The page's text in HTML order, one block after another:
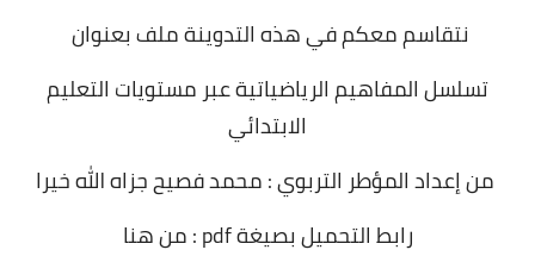
نتقاسم معكم في هذه التدوينة ملف بعنوان
تسلسل المفاهيم الرياضياتية عبر مستويات التعليم
الابتدائي
من إعداد المؤطر التربوي : محمد فصيح جزاه الله خيرا
رابط التحميل بصيغة pdf : من هنا